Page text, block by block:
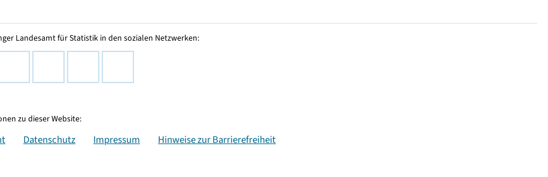
Landesamt für Statistik in den sozialen Netzwerken:
zu dieser Website:
Datenschutz Impressum Hinweise zur Barrierefreiheit